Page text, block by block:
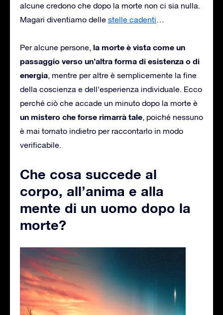
alcune credono che dopo la morte non ci sia nulla.
Magari diventiamo delle stelle cadenti…
Per alcune persone, la morte è vista come un
passaggio verso un’altra forma di esistenza o di
energia, mentre per altre è semplicemente la fine
della coscienza e dell’esperienza individuale. Ecco
perché ciò che accade un minuto dopo la morte è
un mistero che forse rimarrà tale, poiché nessuno
è mai tornato indietro per raccontarlo in modo
verificabile.
Che cosa succede al
corpo, all’anima e alla
mente di un uomo dopo la
morte?